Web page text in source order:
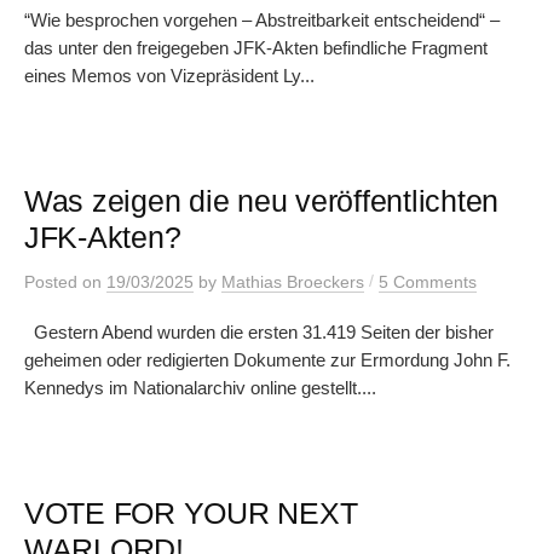
“Wie besprochen vorgehen – Abstreitbarkeit entscheidend“ –
das unter den freigegeben JFK-Akten befindliche Fragment
eines Memos von Vizepräsident Ly...
Was zeigen die neu veröffentlichten
JFK-Akten?
Posted on 19/03/2025 by Mathias Broeckers / 5 Comments
Gestern Abend wurden die ersten 31.419 Seiten der bisher
geheimen oder redigierten Dokumente zur Ermordung John F.
Kennedys im Nationalarchiv online gestellt....
VOTE FOR YOUR NEXT